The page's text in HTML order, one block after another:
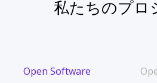
私たちのプロ
Open Software